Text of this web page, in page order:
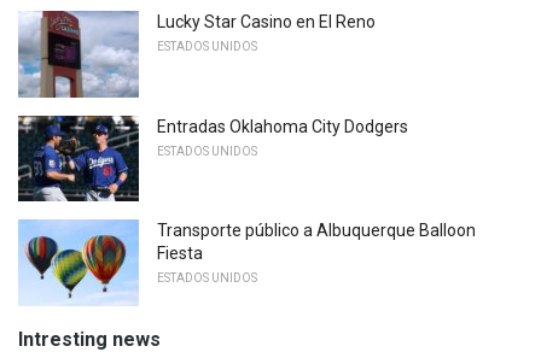
Lucky Star Casino en El Reno
ESTADOS UNIDOS
Entradas Oklahoma City Dodgers
ESTADOS UNIDOS
Transporte público a Albuquerque Balloon
Fiesta
ESTADOS UNIDOS
Intresting news